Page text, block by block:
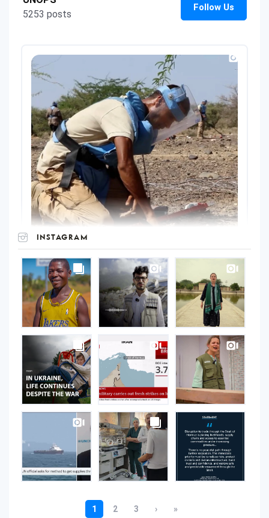
INSTAGRAM
UNOPS
on
Instagram